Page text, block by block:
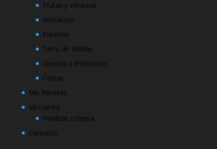
Frutas y verduras
Hortalizas
Especias
Terra de Melide
Quesos y Embutidos
Cestas
Mis Recetas
Mi cuenta
Finalizar compra
Contacto